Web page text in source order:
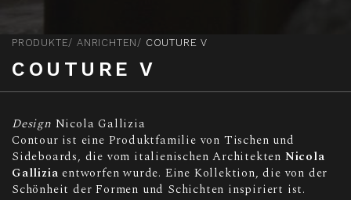
PRODUKTE ANRICHTEN COUTURE V
COUTURE V
Design Nicola Gallizia
Contour ist eine Produktfamilie von Tischen und
Sideboards, die vom italienischen Architekten Nicola
Gallizia entworfen wurde. Eine Kollektion, die von der
Schönheit der Formen und Schichten inspiriert ist.